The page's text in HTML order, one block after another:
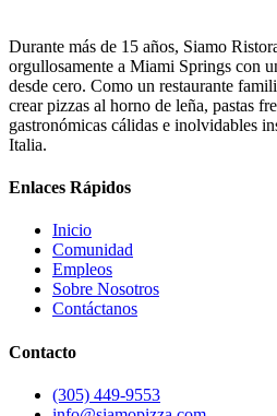
Durante más de 15 años, Siamo
orgullosamente a Miami Springs con
desde cero. Como un restaurante
crear pizzas al horno de leña, pastas
gastronómicas cálidas e inolvidables
Italia.
Enlaces Rápidos
Inicio
Comunidad
Empleos
Sobre Nosotros
Contáctanos
Contacto
(305) 449-9553